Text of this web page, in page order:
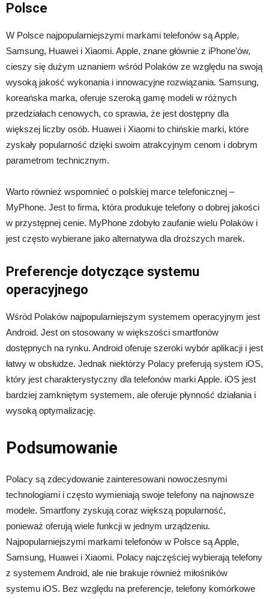
Polsce
W Polsce najpopularniejszymi markami telefonów są Apple,
Samsung, Huawei i Xiaomi. Apple, znane głównie z iPhone’ów,
cieszy się dużym uznaniem wśród Polaków ze względu na swoją
wysoką jakość wykonania i innowacyjne rozwiązania. Samsung,
koreańska marka, oferuje szeroką gamę modeli w różnych
przedziałach cenowych, co sprawia, że jest dostępny dla
większej liczby osób. Huawei i Xiaomi to chińskie marki, które
zyskały popularność dzięki swoim atrakcyjnym cenom i dobrym
parametrom technicznym.
Warto również wspomnieć o polskiej marce telefonicznej –
MyPhone. Jest to firma, która produkuje telefony o dobrej jakości
w przystępnej cenie. MyPhone zdobyło zaufanie wielu Polaków i
jest często wybierane jako alternatywa dla droższych marek.
Preferencje dotyczące systemu
operacyjnego
Wśród Polaków najpopularniejszym systemem operacyjnym jest
Android. Jest on stosowany w większości smartfonów
dostępnych na rynku. Android oferuje szeroki wybór aplikacji i jest
łatwy w obsłudze. Jednak niektórzy Polacy preferują system iOS,
który jest charakterystyczny dla telefonów marki Apple. iOS jest
bardziej zamkniętym systemem, ale oferuje płynność działania i
wysoką optymalizację.
Podsumowanie
Polacy są zdecydowanie zainteresowani nowoczesnymi
technologiami i często wymieniają swoje telefony na najnowsze
modele. Smartfony zyskują coraz większą popularność,
ponieważ oferują wiele funkcji w jednym urządzeniu.
Najpopularniejszymi markami telefonów w Polsce są Apple,
Samsung, Huawei i Xiaomi. Polacy najczęściej wybierają telefony
z systemem Android, ale nie brakuje również miłośników
systemu iOS. Bez względu na preferencje, telefony komórkowe